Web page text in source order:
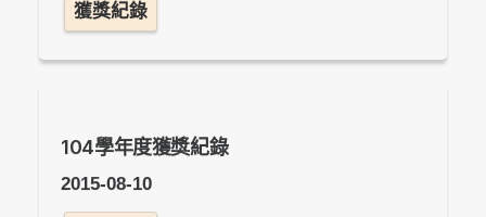
獲獎紀錄
104學年度獲獎紀錄
2015-08-10